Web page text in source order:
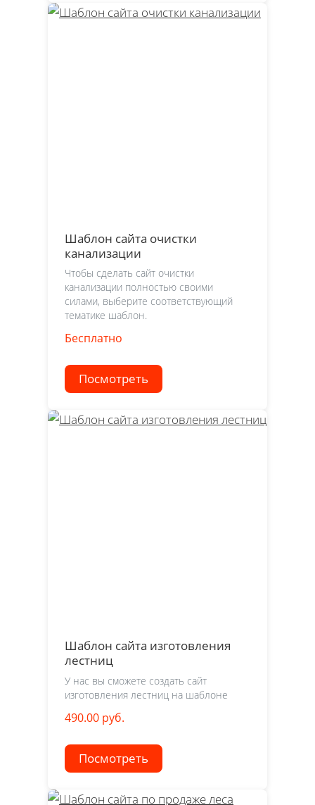
Шаблон сайта очистки
канализации
Чтобы сделать сайт очистки
канализации полностью своими
силами, выберите соответствующий
тематике шаблон.
Бесплатно
Посмотреть
Шаблон сайта изготовления
лестниц
У нас вы сможете создать сайт
изготовления лестниц на шаблоне
490.00 руб.
Посмотреть